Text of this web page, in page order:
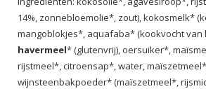
14%, zonnebloemolie*, zout), kokosmelk*
mangoblokjes*, aquafaba* (kookvocht van
havermeel* (glutenvrij), oersuiker*,
rijstmeel*, citroensap*, water,
wijnsteenbakpoeder* (maïszetmeel*,